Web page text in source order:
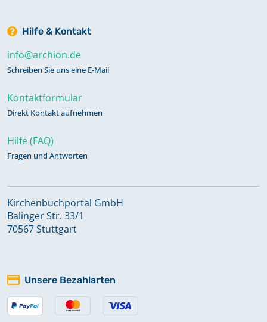
Hilfe & Kontakt
info@archion.de
Schreiben Sie uns eine E-Mail
Kontaktformular
Direkt Kontakt aufnehmen
Hilfe (FAQ)
Fragen und Antworten
Kirchenbuchportal GmbH
Balinger Str. 33/1
70567 Stuttgart
Unsere Bezahlarten